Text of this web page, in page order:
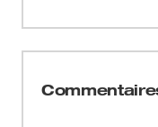
est une solution